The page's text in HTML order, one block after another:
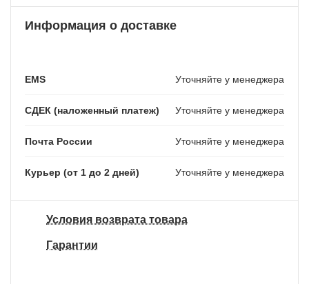
Информация о доставке
EMS Уточняйте у менеджера
СДЕК (наложенный платеж) Уточняйте у менеджера
Почта России Уточняйте у менеджера
Курьер (от 1 до 2 дней) Уточняйте у менеджера
Условия возврата товара
Гарантии